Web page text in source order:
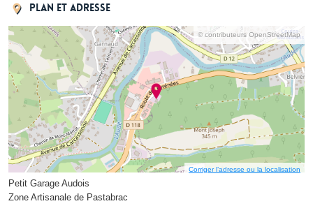
Plan et adresse
© contributeurs OpenStreetMap
Corriger l’adresse ou la localisation
Petit Garage Audois
Zone Artisanale de Pastabrac